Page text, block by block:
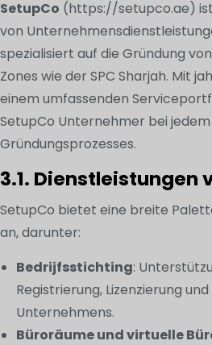
SetupCo (https://setupco.ae)
von
spezialisiert auf die Gründung
Zones wie der SPC Sharjah. Mit
einem umfassenden
SetupCo Unternehmer bei
Gründungsprozesses.
3.1. Dienstleistungen
SetupCo bietet eine breite
an, darunter:
Bedrijfsstichting:
Registrierung, Lizenzierung
Unternehmens.
Büroräume und virtuelle